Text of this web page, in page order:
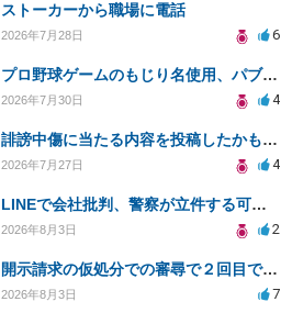
ストーカーから職場に電話
2026年7月28日 6
プロ野球ゲームのもじり名使用、パブリシティ権の影響は？
2026年7月30日 4
誹謗中傷に当たる内容を投稿したかもしれない。開示請求や民事刑事裁判に発展しうるのか教えて欲しい。
2026年7月27日 4
LINEで会社批判、警察が立件する可能性は？
2026年8月3日 2
開示請求の仮処分での審尋で２回目で終わらない場合どうしたらいいですか
2026年8月3日 7